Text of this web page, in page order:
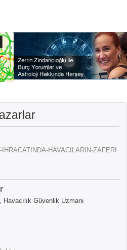
HAVACILARIN-ZAFERI
Güvenlik Uzmanı